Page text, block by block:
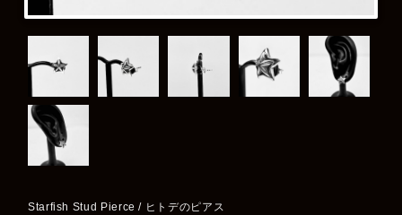
Starfish Stud Pierce / ヒトデのピアス